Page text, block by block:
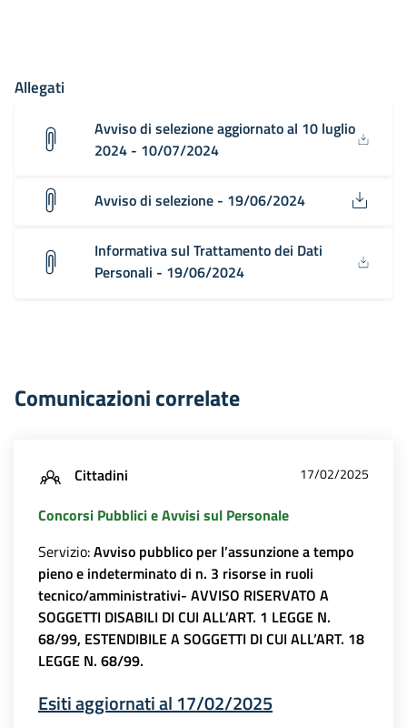
Allegati
Avviso di selezione aggiornato al 10 luglio
2024 - 10/07/2024
Avviso di selezione - 19/06/2024
Informativa sul Trattamento dei Dati
Personali - 19/06/2024
Comunicazioni correlate
Cittadini 17/02/2025
Concorsi Pubblici e Avvisi sul Personale
Servizio:Avviso pubblico per l’assunzione a tempo
pieno e indeterminato di n. 3 risorse in ruoli
tecnico/amministrativi- AVVISO RISERVATO A
SOGGETTI DISABILI DI CUI ALL’ART. 1 LEGGE N.
68/99, ESTENDIBILE A SOGGETTI DI CUI ALL’ART. 18
LEGGE N. 68/99.
Esiti aggiornati al 17/02/2025